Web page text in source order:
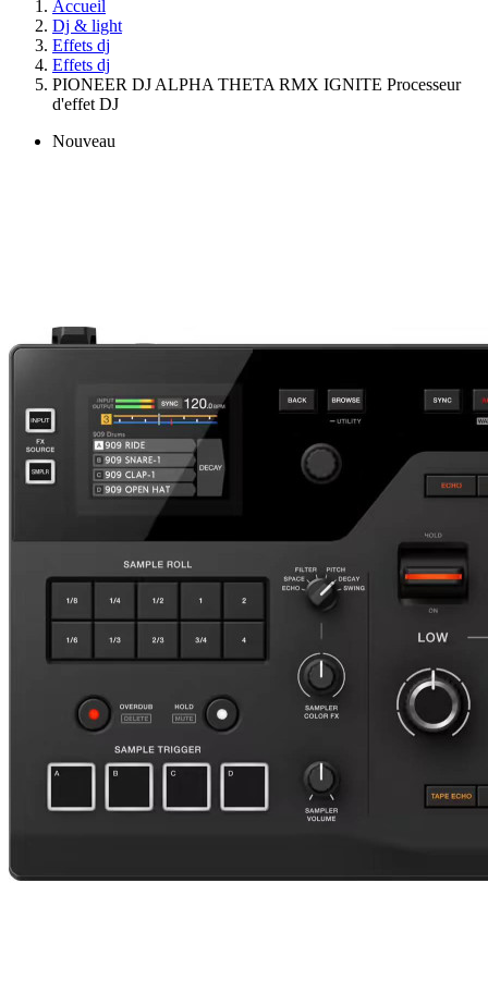
Accueil
Dj & light
Effets dj
Effets dj
PIONEER DJ ALPHA THETA RMX IGNITE Processeur
d'effet DJ
Nouveau